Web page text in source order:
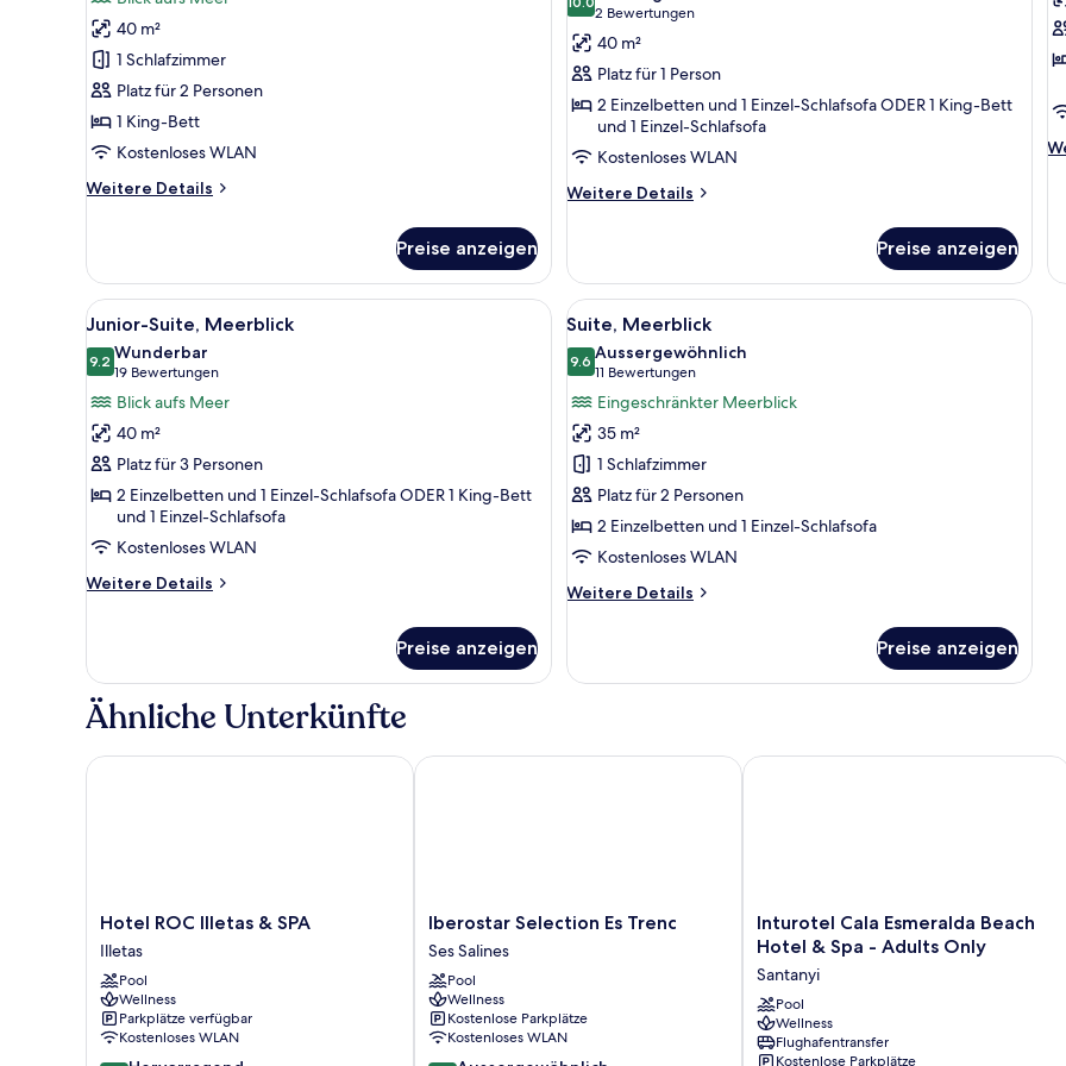
für
Junior-
Suite,
Meerblick
(Star
Prestige
anzeigen
40 m²
1 Schlafzimmer
Platz für 2 Personen
1 King-Bett
Kostenloses WLAN
Weitere Details
Weitere
Suite,
Meerblick
(Star
Prestige
Penthouse)
Preise anzeigen
für
Junior-
Suite
(Star
Prestige,
Wellness,
Single
Use)
10.0 von 10
2 Bewertungen
(2
Bewertungen)
40 m²
Platz für 1 Person
2 Einzelbetten und 1 Einzel-Schlafsofa ODER 1 King-Bett
und 1 Einzel-Schlafsofa
Kostenloses WLAN
Weitere Details
Weitere
Suite
(Star
Prestige,
Wellness,
Single
Use)
Preise anzeigen
Alle
Fotos
für
Junior-
Suite,
Meerblick
anzeigen
Ein modernes Hotelzimmer mit einem großen Bett, einer Bank, einem kleinen Tisch und einem Balkon mit
5
Junior-Suite, Meerblick
9.29.2 von 10
Wunderbar
19 Bewertungen
(19
Bewertungen)
Blick aufs Meer
40 m²
Platz für 3 Personen
2 Einzelbetten und 1 Einzel-Schlafsofa ODER 1 King-Bett
und 1 Einzel-Schlafsofa
Kostenloses WLAN
Weitere Details
Weitere
Suite,
Meerblick
Preise anzeigen
Alle
Fotos
für
Suite,
Meerblick
anzeigen
Ein Hotelzimmer mit einem großen
5
Suite, Meerblick
9.69.6 von 10
Aussergewöhnlich
11 Bewertungen
(11
Bewertungen)
Eingeschränkter Meerblick
35 m²
1 Schlafzimmer
Platz für 2 Personen
2 Einzelbetten und 1 Einzel-Schlafsofa
Kostenloses WLAN
Weitere Details
Weitere
Meerblick
Preise anzeigen
Ähnliche Unterkünfte
Hotel
ROC
Illetas
&
SPA
Illetas
Hotel ROC Illetas & SPA
Illetas
Pool
Wellness
Parkplätze verfügbar
Kostenloses WLAN
Hotel ROC Illetas & SPA
Iberostar
Selection
Es
Trenc
Ses
Salines
Iberostar Selection Es Trenc
Ses Salines
Pool
Wellness
Kostenlose Parkplätze
Kostenloses WLAN
Iberostar Selection Es Trenc
Inturotel
Cala
Beach
Hotel
&
Spa
Inturotel Cala Esmeralda Beach
Hotel & Spa - Adults Only
Santanyi
Pool
Wellness
Flughafentransfer
Kostenlose Parkplätze
Inturotel Cala Esmeralda Beach Hotel